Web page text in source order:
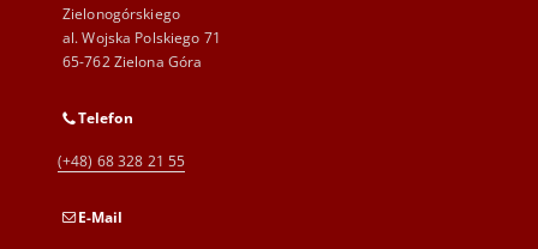
Zielonogórskiego
al. Wojska Polskiego 71
65-762 Zielona Góra
Telefon
(+48) 68 328 21 55
E-Mail